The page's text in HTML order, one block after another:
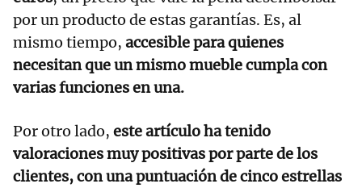
por un producto de estas garantías. Es, al
mismo tiempo, accesible para quienes
necesitan que un mismo mueble cumpla con
varias funciones en una.
Por otro lado, este artículo ha tenido
valoraciones muy positivas por parte de los
clientes, con una puntuación de cinco estrellas